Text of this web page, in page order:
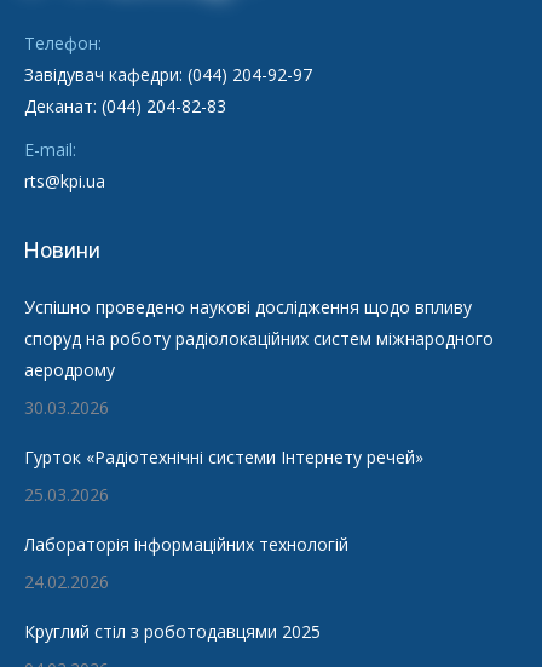
Телефон:
Завідувач кафедри: (044) 204-92-97
Деканат: (044) 204-82-83
E-mail:
rts@kpi.ua
Новини
Успішно проведено наукові дослідження щодо впливу
споруд на роботу радіолокаційних систем міжнародного
аеродрому
30.03.2026
Гурток «Радіотехнічні системи Інтернету речей»
25.03.2026
Лабораторія інформаційних технологій
24.02.2026
Круглий стіл з роботодавцями 2025